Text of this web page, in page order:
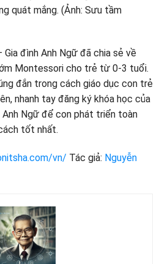
Gia đình Anh Ngữ đã chia sẻ về
Montessori cho trẻ từ 0-3 tuổi.
đắn trong cách giáo dục con trẻ
nhanh tay đăng ký khóa học của
Anh Ngữ để con phát triển toàn
tốt nhất.
vn/ Tác giả: Nguyễn